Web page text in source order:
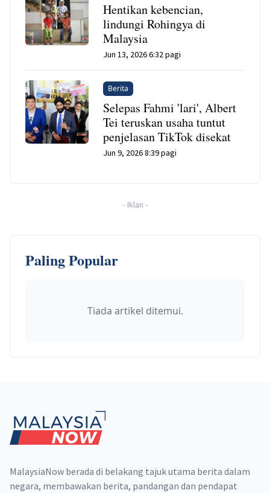
Hentikan kebencian,
lindungi Rohingya di
Malaysia
Jun 13, 2026 6:32 pagi
Berita
Selepas Fahmi 'lari', Albert
Tei teruskan usaha tuntut
penjelasan TikTok disekat
Jun 9, 2026 8:39 pagi
- Iklan -
Paling Popular
Tiada artikel ditemui.
MalaysiaNow berada di belakang tajuk utama berita dalam
negara, membawakan berita, pandangan dan pendapat